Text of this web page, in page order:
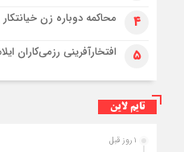
۴ محاکمه دوباره زن
۵ افتخارآفرینی رزمی‌کاران
تایم لاین
۱ روز قبل